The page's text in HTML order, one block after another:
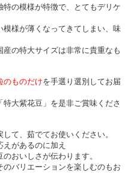
の模様が特徴で、とてもデリケ
模様が薄くなってきてしまい、味
の特大サイズは非常に貴重なも
のものだけを手選り選別してお届
大紫花豆」を是非ご賞味くださ
て、茹でてお使いください。
があるのに加え
おいしさが伝わります。
バリエーションを楽しむのもお